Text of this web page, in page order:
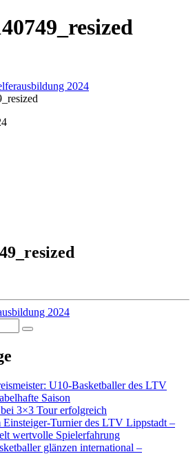
2024
2024
U10-Basketballer des LTV
Saison
3×3 Tour erfolgreich
Einsteiger-Turnier des LTV Lippstadt –
wertvolle Spielerfahrung
glänzen international –